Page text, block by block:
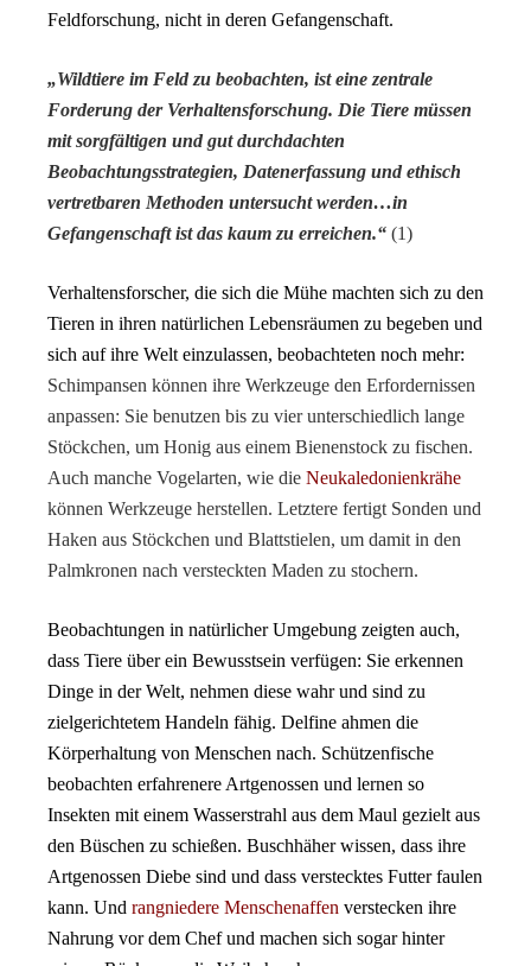
Feldforschung, nicht in deren Gefangenschaft.
„Wildtiere im Feld zu beobachten, ist eine zentrale
Forderung der Verhaltensforschung. Die Tiere müssen
mit sorgfältigen und gut durchdachten
Beobachtungsstrategien, Datenerfassung und ethisch
vertretbaren Methoden untersucht werden…in
Gefangenschaft ist das kaum zu erreichen.“ (1)
Verhaltensforscher, die sich die Mühe machten sich zu den
Tieren in ihren natürlichen Lebensräumen zu begeben und
sich auf ihre Welt einzulassen, beobachteten noch mehr:
Schimpansen können ihre Werkzeuge den Erfordernissen
anpassen: Sie benutzen bis zu vier unterschiedlich lange
Stöckchen, um Honig aus einem Bienenstock zu fischen.
Auch manche Vogelarten, wie die Neukaledonienkrähe
können Werkzeuge herstellen. Letztere fertigt Sonden und
Haken aus Stöckchen und Blattstielen, um damit in den
Palmkronen nach versteckten Maden zu stochern.
Beobachtungen in natürlicher Umgebung zeigten auch,
dass Tiere über ein Bewusstsein verfügen: Sie erkennen
Dinge in der Welt, nehmen diese wahr und sind zu
zielgerichtetem Handeln fähig. Delfine ahmen die
Körperhaltung von Menschen nach. Schützenfische
beobachten erfahrenere Artgenossen und lernen so
Insekten mit einem Wasserstrahl aus dem Maul gezielt aus
den Büschen zu schießen. Buschhäher wissen, dass ihre
Artgenossen Diebe sind und dass verstecktes Futter faulen
kann. Und rangniedere Menschenaffen verstecken ihre
Nahrung vor dem Chef und machen sich sogar hinter